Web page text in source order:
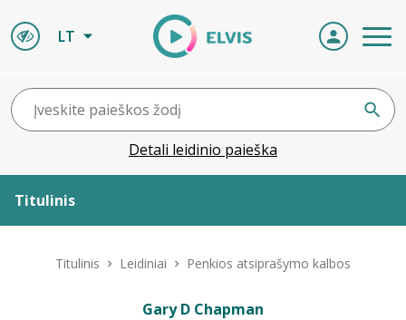
LT
Detali leidinio paieška
Titulinis
Titulinis Leidiniai Penkios atsiprašymo kalbos
Gary D Chapman